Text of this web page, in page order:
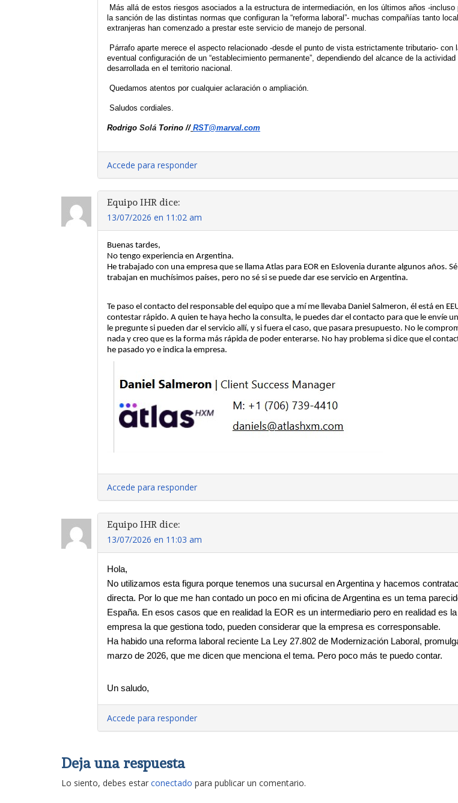
Más allá de estos riesgos asociados a la estructura de intermediación, en los últimos años -incluso
la sanción de las distintas normas que configuran la “reforma laboral”- muchas compañías tanto
extranjeras han comenzado a prestar este servicio de manejo de personal.
Párrafo aparte merece el aspecto relacionado -desde el punto de vista estrictamente tributario- con
eventual configuración de un “establecimiento permanente”, dependiendo del alcance de la actividad
desarrollada en el territorio nacional.
Quedamos atentos por cualquier aclaración o ampliación.
Saludos cordiales.
Rodrigo Solá Torino // RST@marval.com
Accede para responder
Equipo IHR dice:
13/07/2026 en 11:02 am
Buenas tardes,
No tengo experiencia en Argentina.
He trabajado con una empresa que se llama Atlas para EOR en Eslovenia durante algunos años.
trabajan en muchísimos países, pero no sé si se puede dar ese servicio en Argentina.
Te paso el contacto del responsable del equipo que a mí me llevaba Daniel Salmeron, él está en
contestar rápido. A quien te haya hecho la consulta, le puedes dar el contacto para que le envíe
le pregunte si pueden dar el servicio allí, y si fuera el caso, que pasara presupuesto. No le
nada y creo que es la forma más rápida de poder enterarse. No hay problema si dice que el
he pasado yo e indica la empresa.
Accede para responder
Equipo IHR dice:
13/07/2026 en 11:03 am
Hola,
No utilizamos esta figura porque tenemos una sucursal en Argentina y hacemos
directa. Por lo que me han contado un poco en mi oficina de Argentina es un tema
España. En esos casos que en realidad la EOR es un intermediario pero en realidad es la
empresa la que gestiona todo, pueden considerar que la empresa es corresponsable.
Ha habido una reforma laboral reciente La Ley 27.802 de Modernización Laboral,
marzo de 2026, que me dicen que menciona el tema. Pero poco más te puedo contar.
Un saludo,
Accede para responder
Deja una respuesta
Lo siento, debes estar conectado para publicar un comentario.